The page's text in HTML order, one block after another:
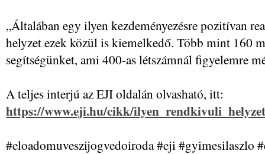
„Általában egy ilyen kezdeményezésre pozitívan
helyzet ezek közül is kiemelkedő. Több mint 160
segítségünket, ami 400-as létszámnál figyelemre
A teljes interjú az EJI oldalán olvasható, itt:
https://www.eji.hu/cikk/
#eloadomuveszijogvedoiroda #eji #gyimesilaszlo